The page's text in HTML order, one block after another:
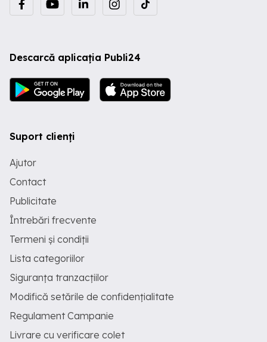
Descarcă aplicația Publi24
Suport clienți
Ajutor
Contact
Publicitate
Întrebări frecvente
Termeni și condiții
Lista categoriilor
Siguranța tranzacțiilor
Modifică setările de confidențialitate
Regulament Campanie
Livrare cu verificare colet